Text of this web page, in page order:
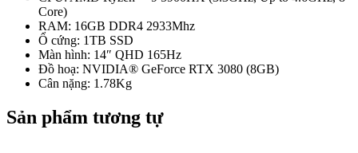
Core)
RAM: 16GB DDR4 2933Mhz
Ổ cứng: 1TB SSD
Màn hình: 14″ QHD 165Hz
Đồ hoạ: NVIDIA® GeForce RTX 3080 (8GB)
Cân nặng: 1.78Kg
Sản phẩm tương tự